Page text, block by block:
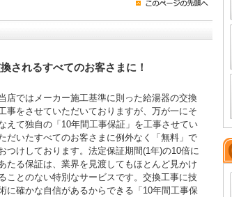
されるすべてのお客さまに！
店ではメーカー施工基準に則った給湯器の交換
事をさせていただいておりますが、万が一にそ
えて独自の「10年間工事保証」を工事させてい
だいたすべてのお客さまに例外なく「無料」で
つけしております。法定保証期間(1年)の10倍に
たる保証は、業界を見渡してもほとんど見かけ
ことのない特別なサービスです。交換工事に技
に確かな自信があるからできる「10年間工事保